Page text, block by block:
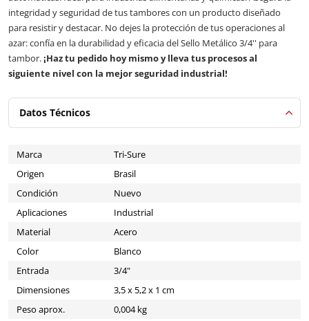
integridad y seguridad de tus tambores con un producto diseñado
para resistir y destacar. No dejes la protección de tus operaciones al
azar: confía en la durabilidad y eficacia del Sello Metálico 3/4'' para
tambor.¡Haz tu pedido hoy mismo y lleva tus procesos al
siguiente nivel con la mejor seguridad industrial!
Datos Técnicos
Marca
Tri-Sure
Origen
Brasil
Condición
Nuevo
Aplicaciones
Industrial
Material
Acero
Color
Blanco
Entrada
3/4"
Dimensiones
3,5 x 5,2 x 1 cm
Peso aprox.
0,004 kg